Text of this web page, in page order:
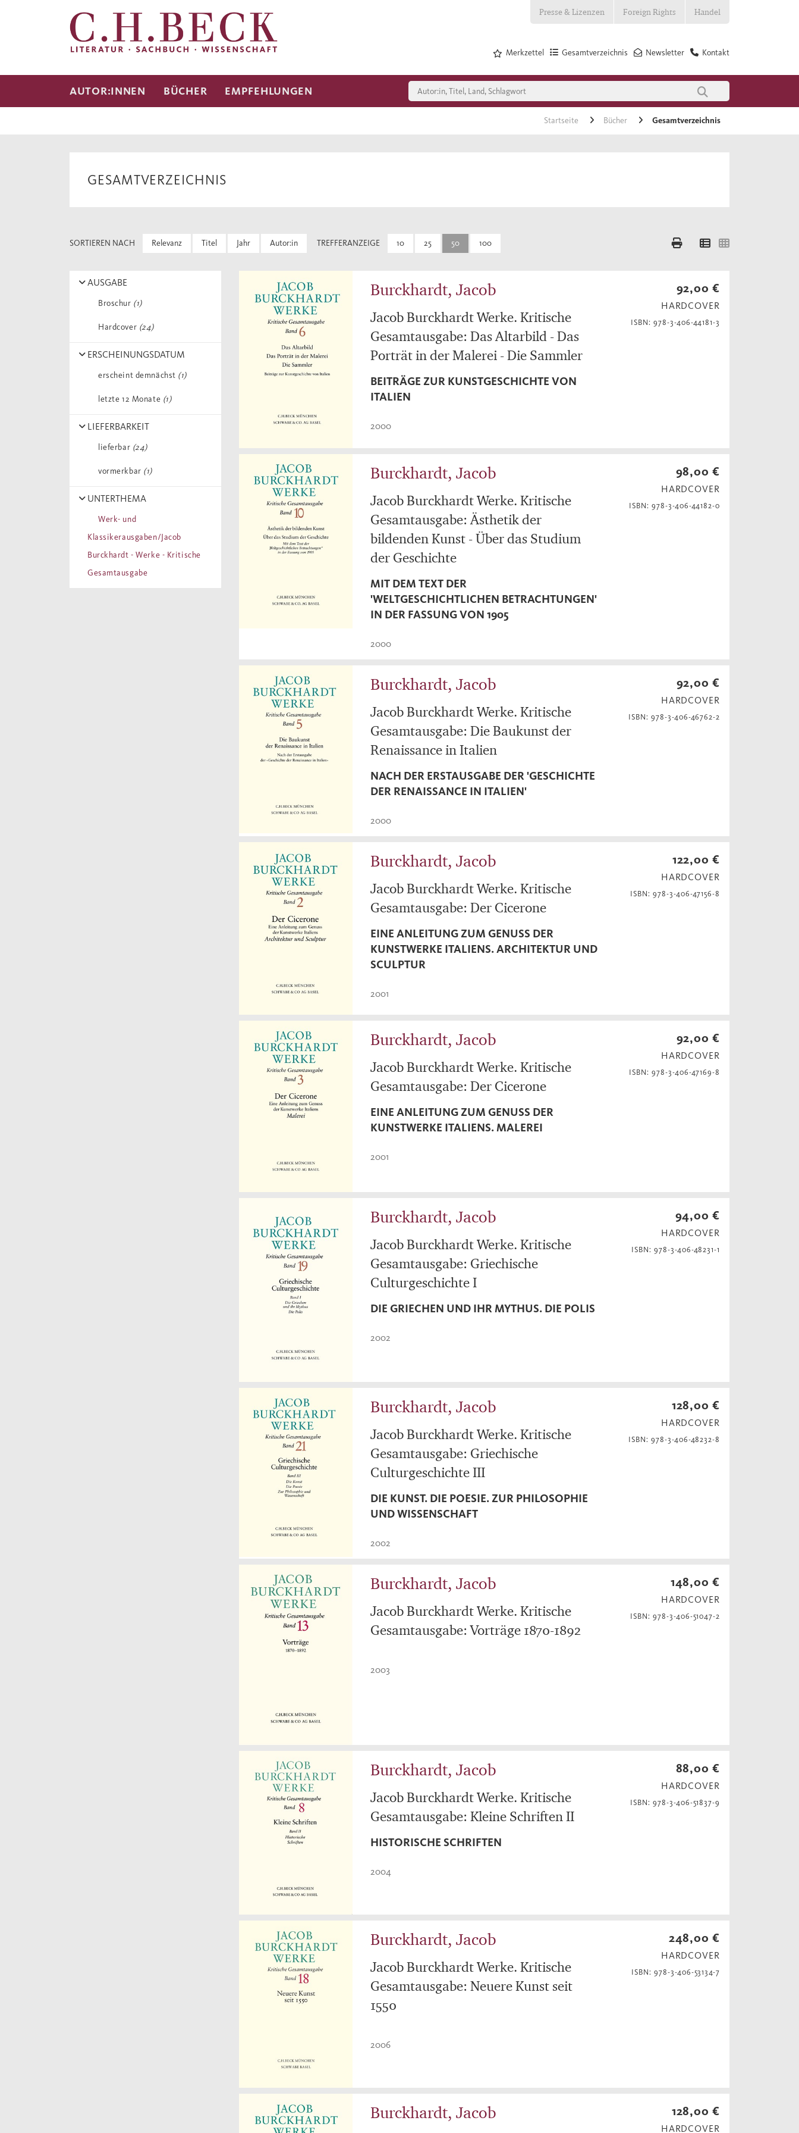
Presse & Lizenzen Foreign Rights Handel
Kontakt
Newsletter
Gesamtverzeichnis
Merkzettel
AUTOR:INNEN BÜCHER EMPFEHLUNGEN
Startseite Bücher Gesamtverzeichnis
GESAMTVERZEICHNIS
SORTIEREN NACH Relevanz Titel Jahr Autor:in TREFFERANZEIGE 10 25 50 100
AUSGABE
Broschur (1)
Hardcover (24)
ERSCHEINUNGSDATUM
erscheint demnächst (1)
letzte 12 Monate (1)
LIEFERBARKEIT
lieferbar (24)
vormerkbar (1)
UNTERTHEMA
Werk- und
Klassikerausgaben/Jacob
Burckhardt - Werke - Kritische
Gesamtausgabe
Burckhardt, Jacob
Jacob Burckhardt Werke. Kritische
Gesamtausgabe: Das Altarbild - Das
Porträt in der Malerei - Die Sammler
BEITRÄGE ZUR KUNSTGESCHICHTE VON
ITALIEN
2000
92,00 €
HARDCOVER
ISBN: 978-3-406-44181-3
Burckhardt, Jacob
Jacob Burckhardt Werke. Kritische
Gesamtausgabe: Ästhetik der
bildenden Kunst - Über das Studium
der Geschichte
MIT DEM TEXT DER
'WELTGESCHICHTLICHEN BETRACHTUNGEN'
IN DER FASSUNG VON 1905
2000
98,00 €
HARDCOVER
ISBN: 978-3-406-44182-0
Burckhardt, Jacob
Jacob Burckhardt Werke. Kritische
Gesamtausgabe: Die Baukunst der
Renaissance in Italien
NACH DER ERSTAUSGABE DER 'GESCHICHTE
DER RENAISSANCE IN ITALIEN'
2000
92,00 €
HARDCOVER
ISBN: 978-3-406-46762-2
Burckhardt, Jacob
Jacob Burckhardt Werke. Kritische
Gesamtausgabe: Der Cicerone
EINE ANLEITUNG ZUM GENUSS DER
KUNSTWERKE ITALIENS. ARCHITEKTUR UND
SCULPTUR
2001
122,00 €
HARDCOVER
ISBN: 978-3-406-47156-8
Burckhardt, Jacob
Jacob Burckhardt Werke. Kritische
Gesamtausgabe: Der Cicerone
EINE ANLEITUNG ZUM GENUSS DER
KUNSTWERKE ITALIENS. MALEREI
2001
92,00 €
HARDCOVER
ISBN: 978-3-406-47169-8
Burckhardt, Jacob
Jacob Burckhardt Werke. Kritische
Gesamtausgabe: Griechische
Culturgeschichte I
DIE GRIECHEN UND IHR MYTHUS. DIE POLIS
2002
94,00 €
HARDCOVER
ISBN: 978-3-406-48231-1
Burckhardt, Jacob
Jacob Burckhardt Werke. Kritische
Gesamtausgabe: Griechische
Culturgeschichte III
DIE KUNST. DIE POESIE. ZUR PHILOSOPHIE
UND WISSENSCHAFT
2002
128,00 €
HARDCOVER
ISBN: 978-3-406-48232-8
Burckhardt, Jacob
Jacob Burckhardt Werke. Kritische
Gesamtausgabe: Vorträge 1870-1892
2003
148,00 €
HARDCOVER
ISBN: 978-3-406-51047-2
Burckhardt, Jacob
Jacob Burckhardt Werke. Kritische
Gesamtausgabe: Kleine Schriften II
HISTORISCHE SCHRIFTEN
2004
88,00 €
HARDCOVER
ISBN: 978-3-406-51837-9
Burckhardt, Jacob
Jacob Burckhardt Werke. Kritische
Gesamtausgabe: Neuere Kunst seit
1550
2006
248,00 €
HARDCOVER
ISBN: 978-3-406-53134-7
Burckhardt, Jacob 128,00 €
HARDCOVER